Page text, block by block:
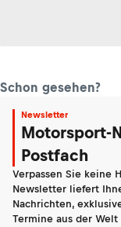
Schon gesehen?
Newsletter
Motorsport-
Postfach
Verpassen Sie keine
Newsletter liefert
Nachrichten,
Termine aus der